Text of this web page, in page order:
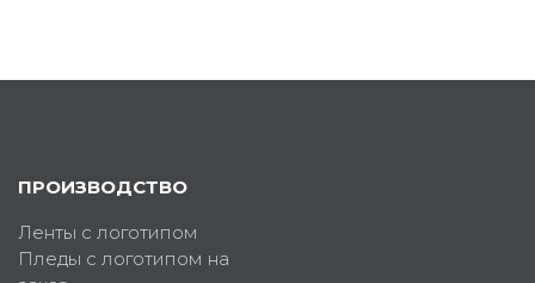
ПРОИЗВОДСТВО
Ленты с логотипом
Пледы с логотипом на